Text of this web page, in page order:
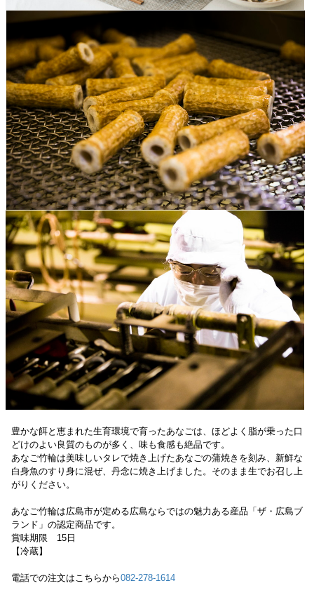
豊かな餌と恵まれた生育環境で育ったあなごは、ほどよく脂が乗った口
どけのよい良質のものが多く、味も食感も絶品です。
あなご竹輪は美味しいタレで焼き上げたあなごの蒲焼きを刻み、新鮮な
白身魚のすり身に混ぜ、丹念に焼き上げました。そのまま生でお召し上
がりください。
あなご竹輪は広島市が定める広島ならではの魅力ある産品「ザ・広島ブ
ランド」の認定商品です。
賞味期限 15日
【冷蔵】
電話での注文はこちらから082-278-1614